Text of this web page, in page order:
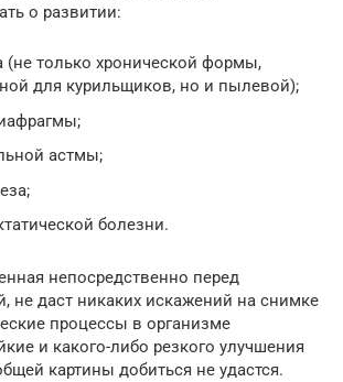
о развитии:
(не только хронической формы,
для курильщиков, но и пылевой);
астмы;
болезни.
непосредственно перед
не даст никаких искажений на снимке
процессы в организме
и какого-либо резкого улучшения
картины добиться не удастся.